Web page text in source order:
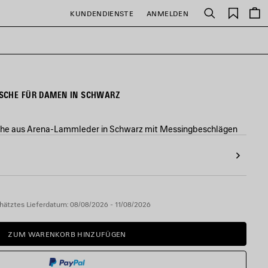
KUNDENDIENSTE ANMELDEN Suchen
Artikel
FÜR DAMEN IN SCHWARZ
aus Arena-Lammleder in Schwarz mit Messingbeschlägen
Lieferdatum: 08/08/2026 - 11/08/2026
ZUM
WARENKORB
ZUM WARENKORB HINZUFÜGEN
BITTE
WÄHLEN
EINE